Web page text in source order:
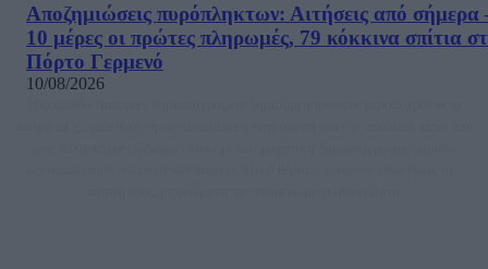
Αποζημιώσεις πυρόπληκτων: Αιτήσεις από σήμερα
10 μέρες οι πρώτες πληρωμές, 79 κόκκινα σπίτια
Πόρτο Γερμενό
10/08/2026